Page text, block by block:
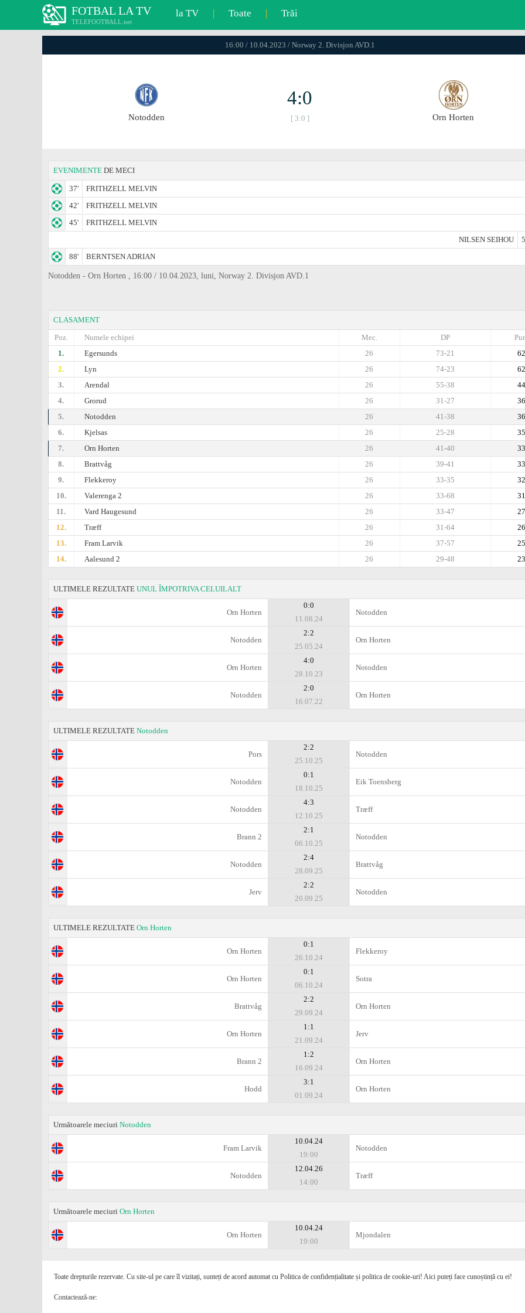
FOTBAL LA TV
TELEFOOTBALL.net
la TV | Toate | Trăi
16:00 / 10.04.2023 / Norway 2. Divisjon AVD.1
Notodden
4:0
[ 3:0 ] Orn Horten
EVENIMENTE DE MECI
37'
FRITHZELL MELVIN
42'
FRITHZELL MELVIN
45'
FRITHZELL MELVIN
NILSEN SEIHOU
88'
BERNTSEN ADRIAN
Notodden - Orn Horten , 16:00 / 10.04.2023, luni, Norway 2. Divisjon AVD.1
CLASAMENT
Poz.
Numele echipei DP
Mec.
1.
Egersunds 62
73-21
26
2.
Lyn 62
74-23
26
3.
Arendal 44
55-38
26
4.
Grorud 36
31-27
26
5.
Notodden 36
41-38
26
6.
Kjelsas 35
25-28
26
7.
Orn Horten 33
41-40
26
8.
Brattvåg 33
39-41
26
9.
Flekkeroy 32
33-35
26
10.
Valerenga 2 31
33-68
26
11.
Vard Haugesund 27
33-47
26
12.
Træff 26
31-64
26
13.
Fram Larvik 25
37-57
26
14.
Aalesund 2 23
29-48
26
ULTIMELE REZULTATE UNUL ÎMPOTRIVA CELUILALT
Orn Horten
0:0
11.08.24
Notodden
Notodden
2:2
25.05.24
Orn Horten
Orn Horten
4:0
28.10.23
Notodden
Notodden
2:0
16.07.22
Orn Horten
ULTIMELE REZULTATE Notodden
Pors
2:2
25.10.25
Notodden
Notodden
0:1
18.10.25
Eik Toensberg
Notodden
4:3
12.10.25
Træff
Brann 2
2:1
06.10.25
Notodden
Notodden
2:4
28.09.25
Brattvåg
Jerv
2:2
20.09.25
Notodden
ULTIMELE REZULTATE Orn Horten
Orn Horten
0:1
26.10.24
Flekkeroy
Orn Horten
0:1
06.10.24
Sotra
Brattvåg
2:2
29.09.24
Orn Horten
Orn Horten
1:1
21.09.24
Jerv
Brann 2
1:2
16.09.24
Orn Horten
Hodd
3:1
01.09.24
Orn Horten
Următoarele meciuri Notodden
Fram Larvik
10.04.24
19:00
Notodden
Notodden
12.04.26
14:00
Træff
Următoarele meciuri Orn Horten
Orn Horten
10.04.24
19:00
Mjondalen
Toate drepturile rezervate. Cu site-ul pe care îl vizitați, sunteți de acord automat cu Politica de confidențialitate și politica de cookie-uri! Aici puteți face cunoștință cu ei!
Contactează-ne: